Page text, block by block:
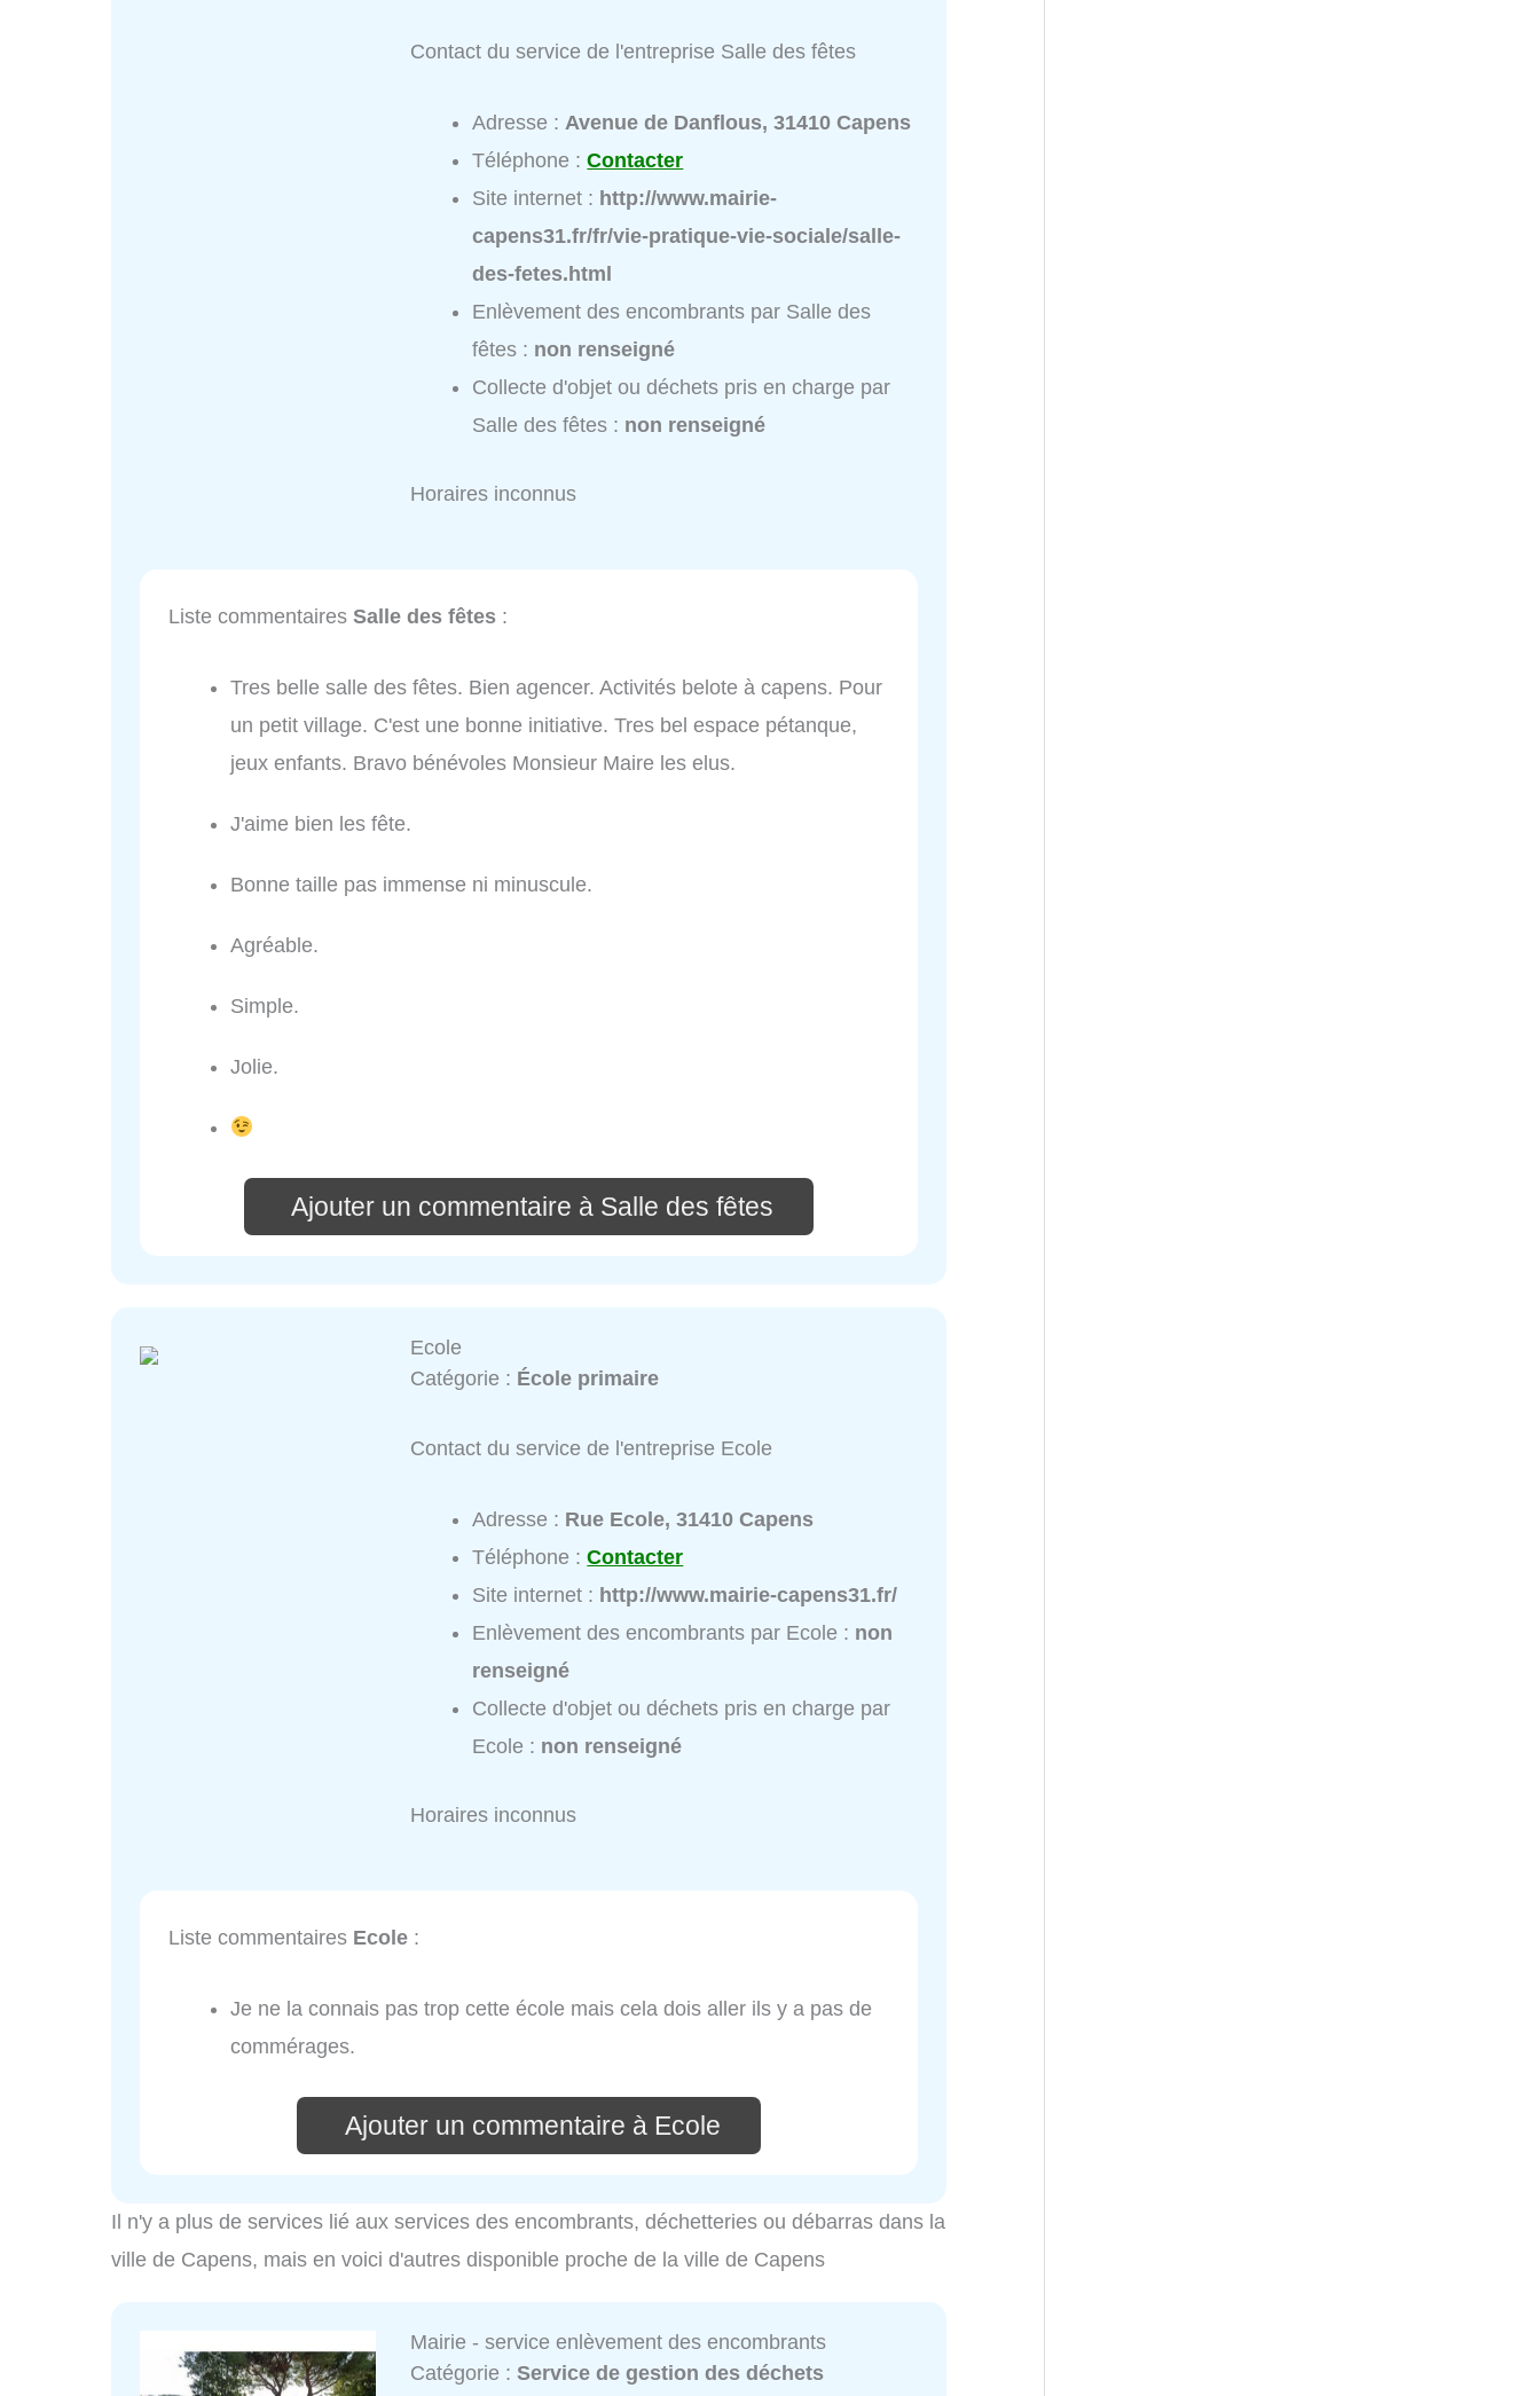
Contact du service de l'entreprise Salle des fêtes
Adresse :Avenue de Danflous, 31410 Capens
Téléphone :Contacter
Site internet : http://www.mairie-
capens31.fr/fr/vie-pratique-vie-sociale/salle-
des-fetes.html
Enlèvement des encombrants par Salle des
fêtes : non renseigné
Collecte d'objet ou déchets pris en charge par
Salle des fêtes : non renseigné
Horaires inconnus
Liste commentaires Salle des fêtes :
Tres belle salle des fêtes. Bien agencer. Activités belote à capens. Pour
un petit village. C'est une bonne initiative. Tres bel espace pétanque,
jeux enfants. Bravo bénévoles Monsieur Maire les elus.
J'aime bien les fête.
Bonne taille pas immense ni minuscule.
Agréable.
Simple.
Jolie.
Ajouter un commentaire à Salle des fêtes
Ecole
Catégorie : École primaire
Contact du service de l'entreprise Ecole
Adresse : Rue Ecole, 31410 Capens
Téléphone :Contacter
Site internet : http://www.mairie-capens31.fr/
Enlèvement des encombrants par Ecole : non
renseigné
Collecte d'objet ou déchets pris en charge par
Ecole : non renseigné
Horaires inconnus
Liste commentaires Ecole :
Je ne la connais pas trop cette école mais cela dois aller ils y a pas de
commérages.
Ajouter un commentaire à Ecole
Il n'y a plus de services lié aux services des encombrants, déchetteries ou débarras dans la
ville de Capens, mais en voici d'autres disponible proche de la ville de Capens
Mairie - service enlèvement des encombrants
Catégorie :Service de gestion des déchets